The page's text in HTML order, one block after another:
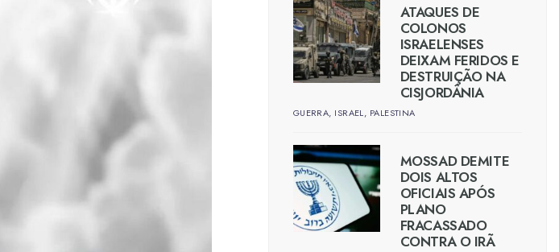
ATAQUES DE
COLONOS
ISRAELENSES
DEIXAM FERIDOS E
DESTRUIÇÃO NA
CISJORDÂNIA
GUERRA, ISRAEL, PALESTINA
MOSSAD DEMITE
DOIS ALTOS
OFICIAIS APÓS
PLANO
FRACASSADO
CONTRA O IRÃ